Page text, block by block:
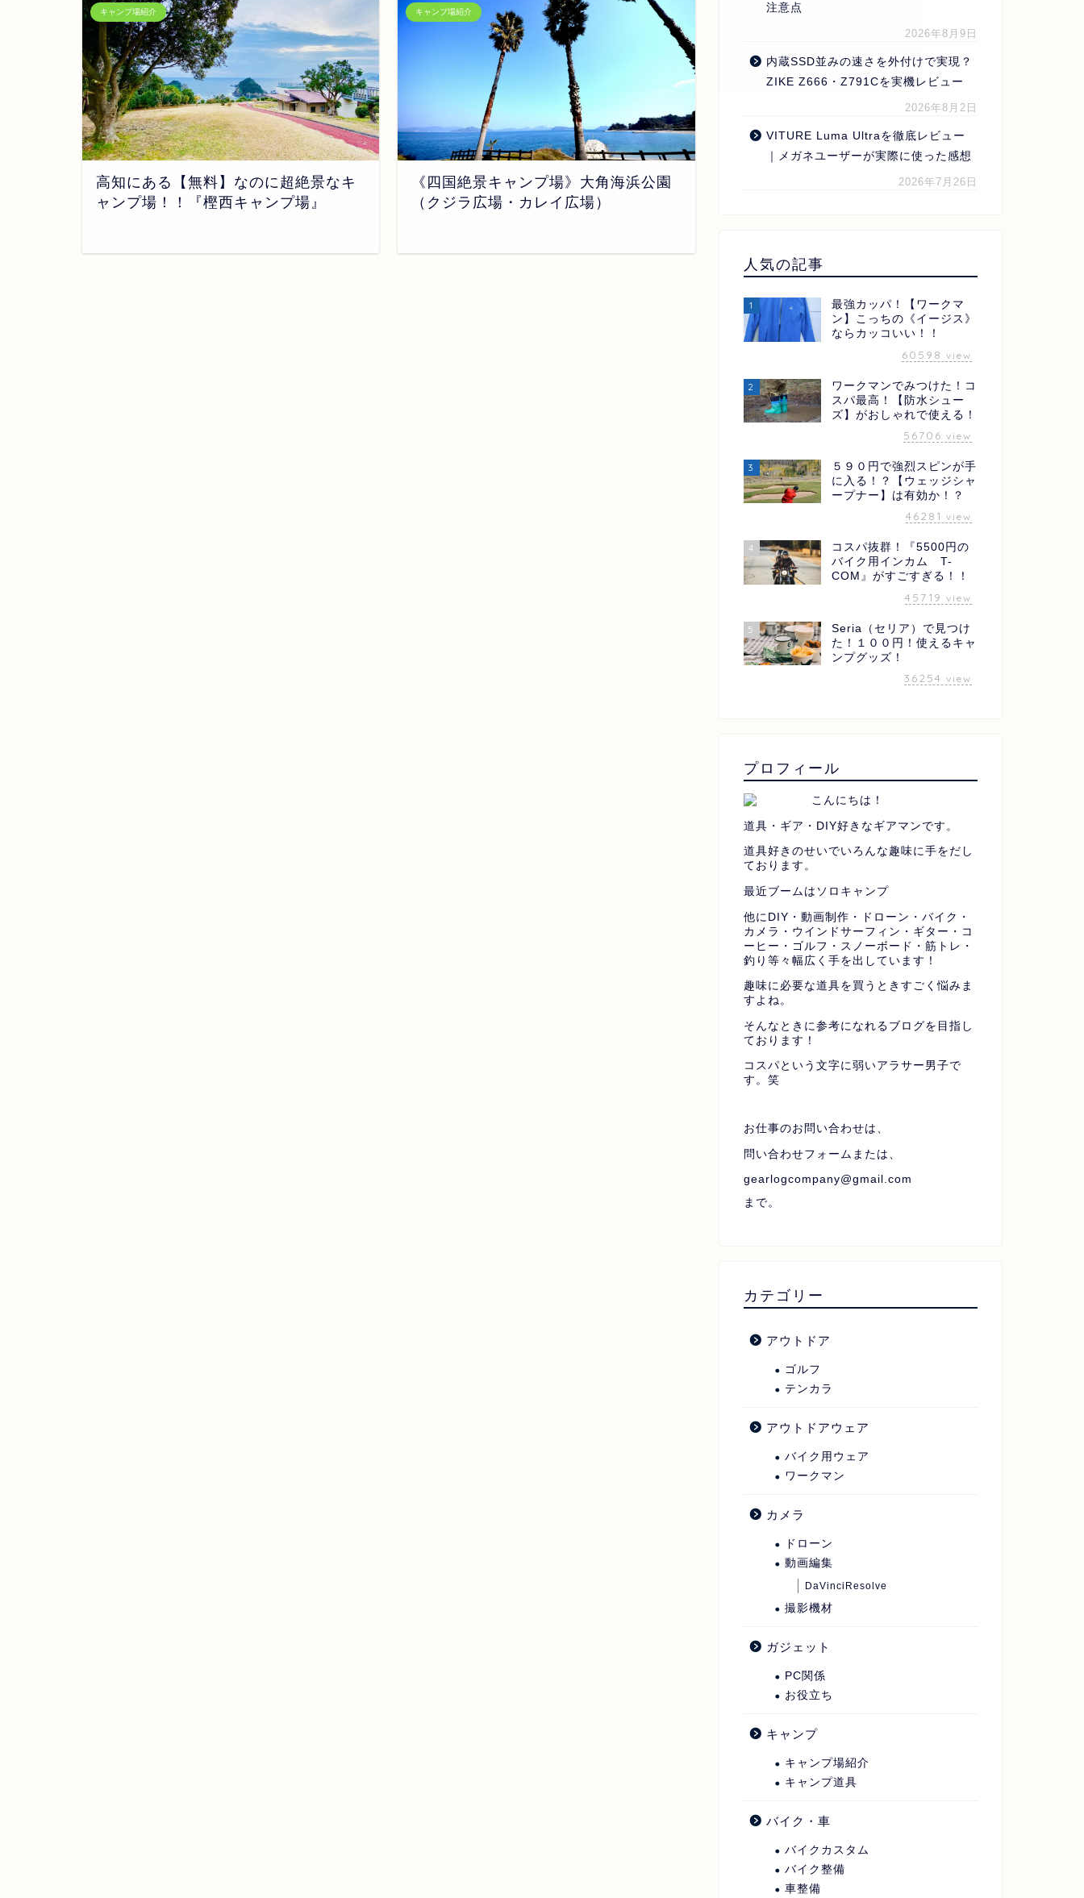
キャンプ場紹介
高知にある【無料】なのに超絶景なキ
ャンプ場！！『樫西キャンプ場』
キャンプ場紹介
《四国絶景キャンプ場》大角海浜公園
（クジラ広場・カレイ広場）
注意点
2026年8月9日
内蔵SSD並みの速さを外付けで実現？
ZIKE Z666・Z791Cを実機レビュー
2026年8月2日
VITURE Luma Ultraを徹底レビュー
｜メガネユーザーが実際に使った感想
2026年7月26日
人気の記事
1
最強カッパ！【ワークマ
ン】こっちの《イージス》
ならカッコいい！！
60598 view
2
ワークマンでみつけた！コ
スパ最高！【防水シュー
ズ】がおしゃれで使える！
56706 view
3
５９０円で強烈スピンが手
に入る！？【ウェッジシャ
ープナー】は有効か！？
46281 view
4
コスパ抜群！『5500円の
バイク用インカム T-
COM』がすごすぎる！！
45719 view
5
Seria（セリア）で見つけ
た！１００円！使えるキャ
ンプグッズ！
36254 view
プロフィール
こんにちは！
道具・ギア・DIY好きなギアマンです。
道具好きのせいでいろんな趣味に手をだし
ております。
最近ブームはソロキャンプ
他にDIY・動画制作・ドローン・バイク・
カメラ・ウインドサーフィン・ギター・コ
ーヒー・ゴルフ・スノーボード・筋トレ・
釣り等々幅広く手を出しています！
趣味に必要な道具を買うときすごく悩みま
すよね。
そんなときに参考になれるブログを目指し
ております！
コスパという文字に弱いアラサー男子で
す。笑
お仕事のお問い合わせは、
問い合わせフォームまたは、
gearlogcompany@gmail.com
まで。
カテゴリー
アウトドア
ゴルフ
テンカラ
アウトドアウェア
バイク用ウェア
ワークマン
カメラ
ドローン
動画編集
DaVinciResolve
撮影機材
ガジェット
PC関係
お役立ち
キャンプ
キャンプ場紹介
キャンプ道具
バイク・車
バイクカスタム
バイク整備
車整備